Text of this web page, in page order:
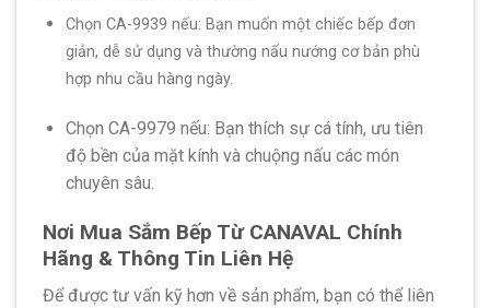
Chọn CA-9939 nếu: Bạn muốn một chiếc bếp đơn
giản, dễ sử dụng và thường nấu nướng cơ bản phù
hợp nhu cầu hàng ngày.
Chọn CA-9979 nếu: Bạn thích sự cá tính, ưu tiên
độ bền của mặt kính và chuộng nấu các món
chuyên sâu.
Nơi Mua Sắm Bếp Từ CANAVAL Chính
Hãng & Thông Tin Liên Hệ
Để được tư vấn kỹ hơn về sản phẩm, bạn có thể liên